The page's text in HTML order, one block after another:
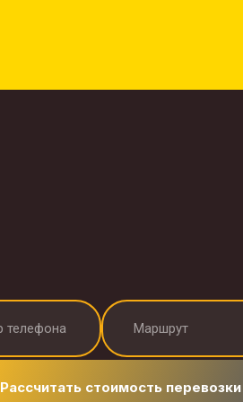
Рассчитать стоимость перевозки